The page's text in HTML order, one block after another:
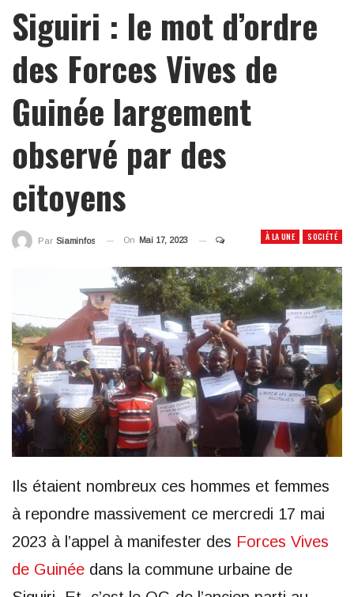
Siguiri : le mot d’ordre
des Forces Vives de
Guinée largement
observé par des
citoyens
À LA UNE SOCIÉTÉ
Par Siaminfos On Mai 17, 2023
Ils étaient nombreux ces hommes et femmes
à repondre massivement ce mercredi 17 mai
2023 à l’appel à manifester des Forces Vives
de Guinée dans la commune urbaine de